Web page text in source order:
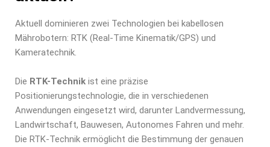
Aktuell dominieren zwei Technologien bei kabellosen
Mährobotern: RTK (Real-Time Kinematik/GPS) und
Kameratechnik.
Die RTK-Technik ist eine präzise
Positionierungstechnologie, die in verschiedenen
Anwendungen eingesetzt wird, darunter Landvermessung,
Landwirtschaft, Bauwesen, Autonomes Fahren und mehr.
Die RTK-Technik ermöglicht die Bestimmung der genauen